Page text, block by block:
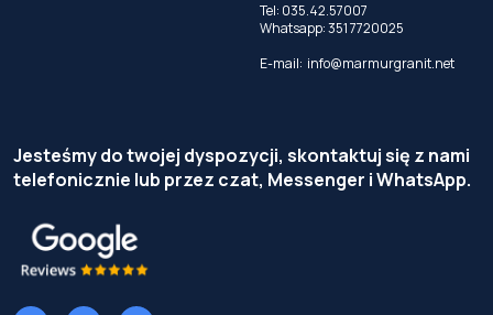
Tel: 035.42.57007
Whatsapp:351 7720025
E-mail: info@marmurgranit.net
Jesteśmy do twojej dyspozycji, skontaktuj się z nami
telefonicznie lub przez czat, Messenger i WhatsApp.